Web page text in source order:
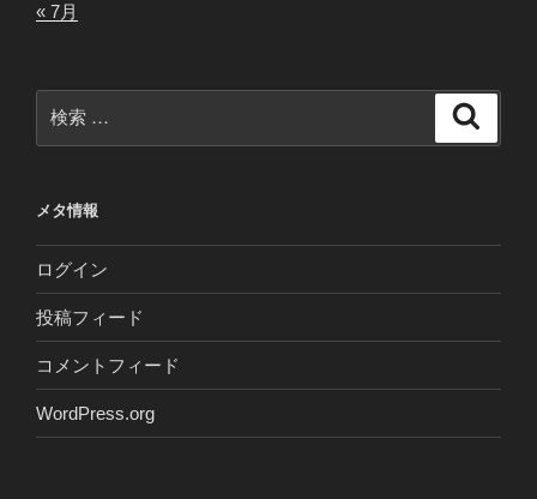
« 7月
索:
メタ情報
ログイン
投稿フィード
コメントフィード
WordPress.org